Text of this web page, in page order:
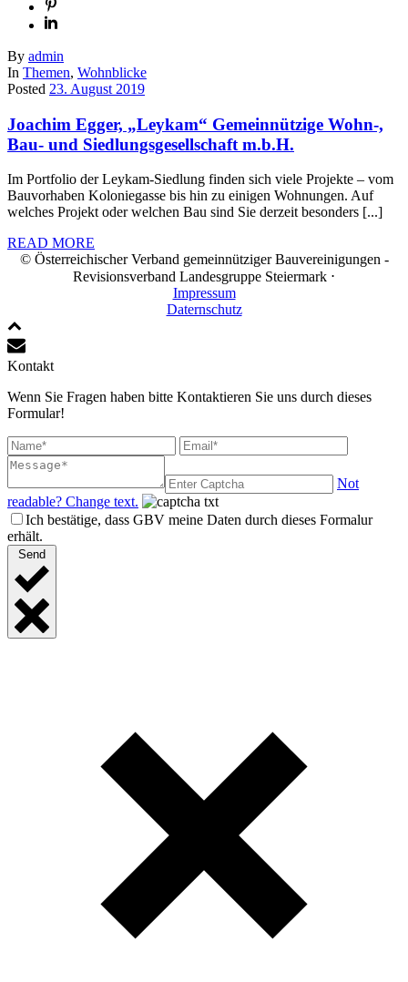
By admin
In Themen, Wohnblicke
Posted 23. August 2019
Joachim Egger, „Leykam“ Gemeinnützige Wohn-,
Bau- und Siedlungsgesellschaft m.b.H.
Im Portfolio der Leykam-Siedlung finden sich viele Projekte – vom
Bauvorhaben Koloniegasse bis hin zu einigen Wohnungen. Auf
welches Projekt oder welchen Bau sind Sie derzeit besonders [...]
READ MORE
© Österreichischer Verband gemeinnütziger Bauvereinigungen -
Revisionsverband Landesgruppe Steiermark ⋅
Impressum
Daternschutz
Kontakt
Wenn Sie Fragen haben bitte Kontaktieren Sie uns durch dieses
Formular!
Not
readable? Change text.
Ich bestätige, dass GBV meine Daten durch dieses Formalur
erhält.
Send